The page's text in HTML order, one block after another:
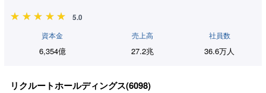
5.0
資本金
6,354億
売上高
27.2兆
社員数
36.6万人
リクルートホールディングス(6098)